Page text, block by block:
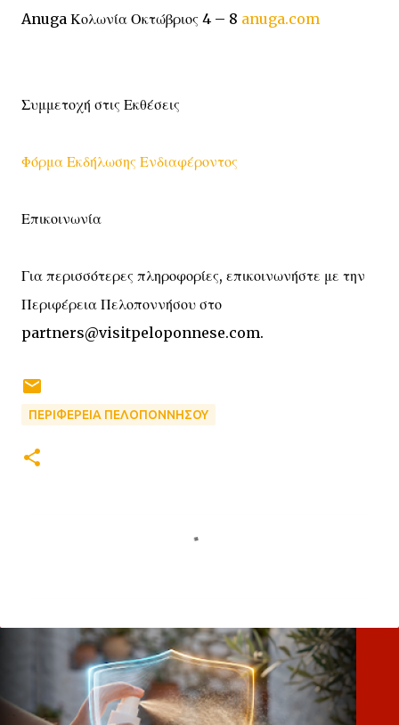
Anuga Κολωνία Οκτώβριος 4 – 8 anuga.com
Συμμετοχή στις Εκθέσεις
Φόρμα Εκδήλωσης Ενδιαφέροντος
Επικοινωνία
Για περισσότερες πληροφορίες, επικοινωνήστε με την
Περιφέρεια Πελοποννήσου στο
partners@visitpeloponnese.com.
ΠΕΡΙΦΕΡΕΙΑ ΠΕΛΟΠΟΝΝΗΣΟΥ
λ